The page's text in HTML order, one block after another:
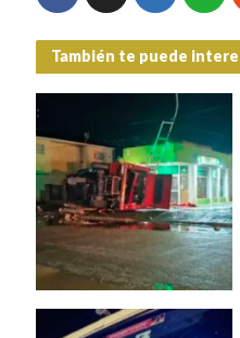
También te puede